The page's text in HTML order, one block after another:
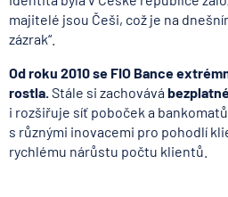
majitelé jsou Češi, což je na
zázrak“.
Od roku 2010 se FIO Bance
rostla. Stále si zachovává
i rozšiřuje síť poboček a
s různými inovacemi pro pohodlí
rychlému nárůstu počtu klientů.